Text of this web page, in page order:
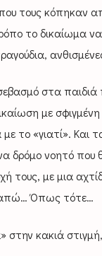
τους κόπηκαν
το δικαίωμα
στα
με
το «γιατί». Και
δρόμο νοητό που
τους, με μια
Όπως τότε…
στην κακιά